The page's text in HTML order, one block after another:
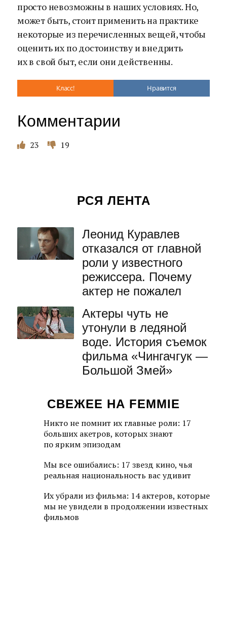
просто невозможны в наших условиях. Но,
может быть, стоит применить на практике
некоторые из перечисленных вещей, чтобы
оценить их по достоинству и внедрить
их в свой быт, если они действенны.
Класс! Нравится
Комментарии
23 19
РСЯ ЛЕНТА
Леонид Куравлев
отказался от главной
роли у известного
режиссера. Почему
актер не пожалел
Актеры чуть не
утонули в ледяной
воде. История съемок
фильма «Чингачгук —
Большой Змей»
СВЕЖЕЕ НА FEMMIE
Никто не помнит их главные роли: 17
больших акетров, которых знают
по ярким эпизодам
Мы все ошибались: 17 звезд кино, чья
реальная национальность вас удивит
Их убрали из фильма: 14 актеров, которые
мы не увидели в продолжении известных
фильмов